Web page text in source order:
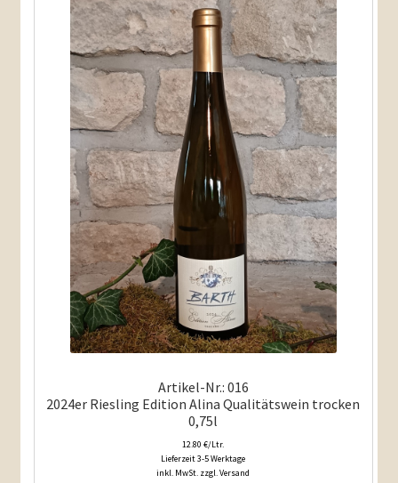
Artikel-Nr.: 016
2024er Riesling Edition Alina Qualitätswein trocken
0,75l
12.80 €/Ltr.
Lieferzeit 3-5 Werktage
inkl. MwSt. zzgl. Versand